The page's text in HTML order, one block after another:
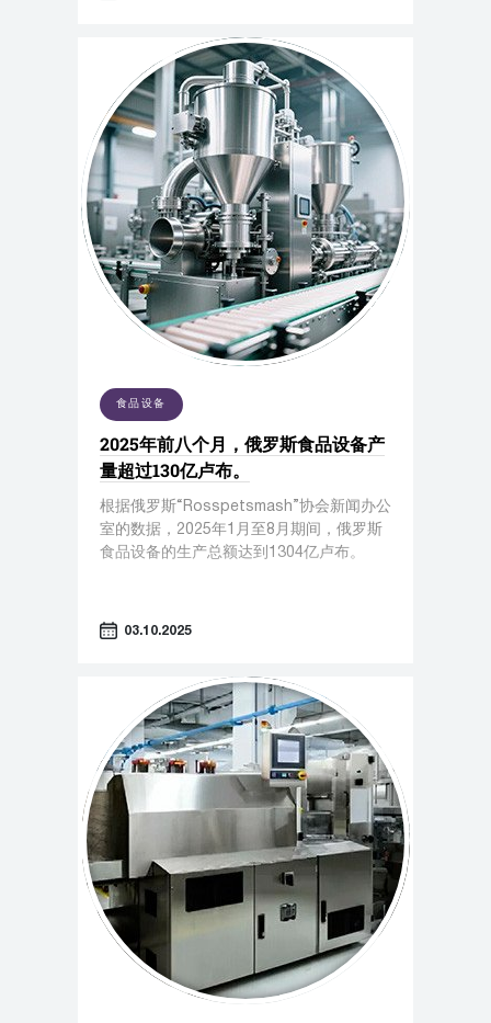
食品设备
2025年前八个月，俄罗斯食品设备产
量超过130亿卢布。
根据俄罗斯“Rosspetsmash”协会新闻办公
室的数据，2025年1月至8月期间，俄罗斯
食品设备的生产总额达到1304亿卢布。
03.10.2025